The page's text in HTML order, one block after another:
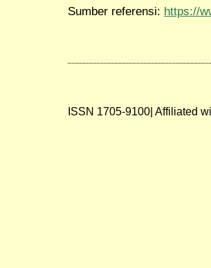
Sumber referensi: https://
ISSN 1705-9100| Affiliated